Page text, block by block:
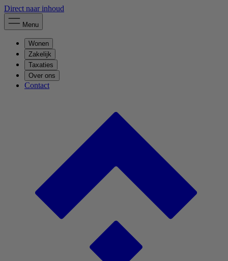
Direct naar inhoud
Menu
Wonen
Zakelijk
Taxaties
Over ons
Contact